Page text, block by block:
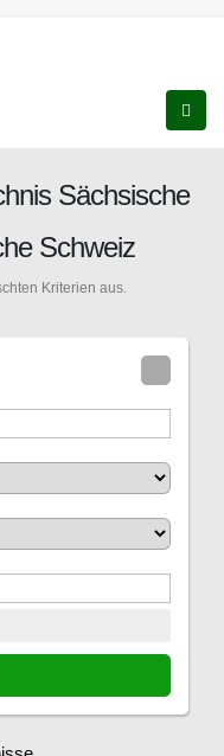
Sächsische
Schweiz
Kriterien aus.